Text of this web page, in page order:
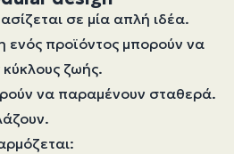
σε μία απλή ιδέα.
ενός προϊόντος μπορούν να
κύκλους ζωής.
να παραμένουν σταθερά.